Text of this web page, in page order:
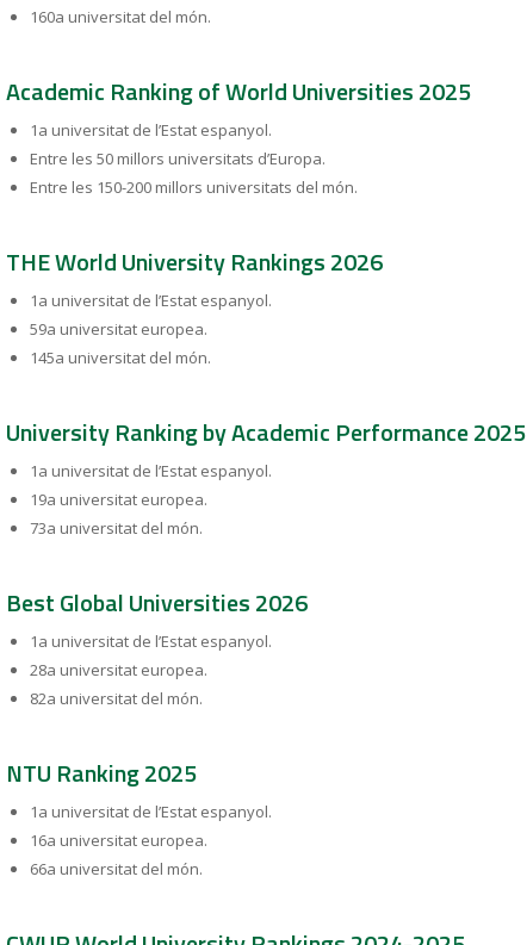
160a universitat del món.
Academic Ranking of World Universities 2025
1a universitat de l’Estat espanyol.
Entre les 50 millors universitats d’Europa.
Entre les 150-200 millors universitats del món.
THE World University Rankings 2026
1a universitat de l’Estat espanyol.
59a universitat europea.
145a universitat del món.
University Ranking by Academic Performance 2025
1a universitat de l’Estat espanyol.
19a universitat europea.
73a universitat del món.
Best Global Universities 2026
1a universitat de l’Estat espanyol.
28a universitat europea.
82a universitat del món.
NTU Ranking 2025
1a universitat de l’Estat espanyol.
16a universitat europea.
66a universitat del món.